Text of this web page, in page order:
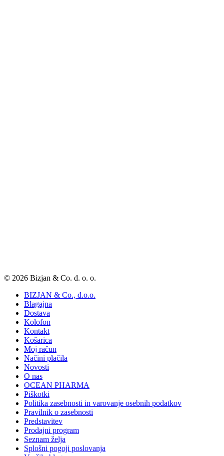
© 2026 Bizjan & Co. d. o. o.
BIZJAN & Co., d.o.o.
Blagajna
Dostava
Kolofon
Kontakt
Košarica
Moj račun
Načini plačila
Novosti
O nas
OCEAN PHARMA
Piškotki
Politika zasebnosti in varovanje osebnih podatkov
Pravilnik o zasebnosti
Predstavitev
Prodajni program
Seznam želja
Splošni pogoji poslovanja